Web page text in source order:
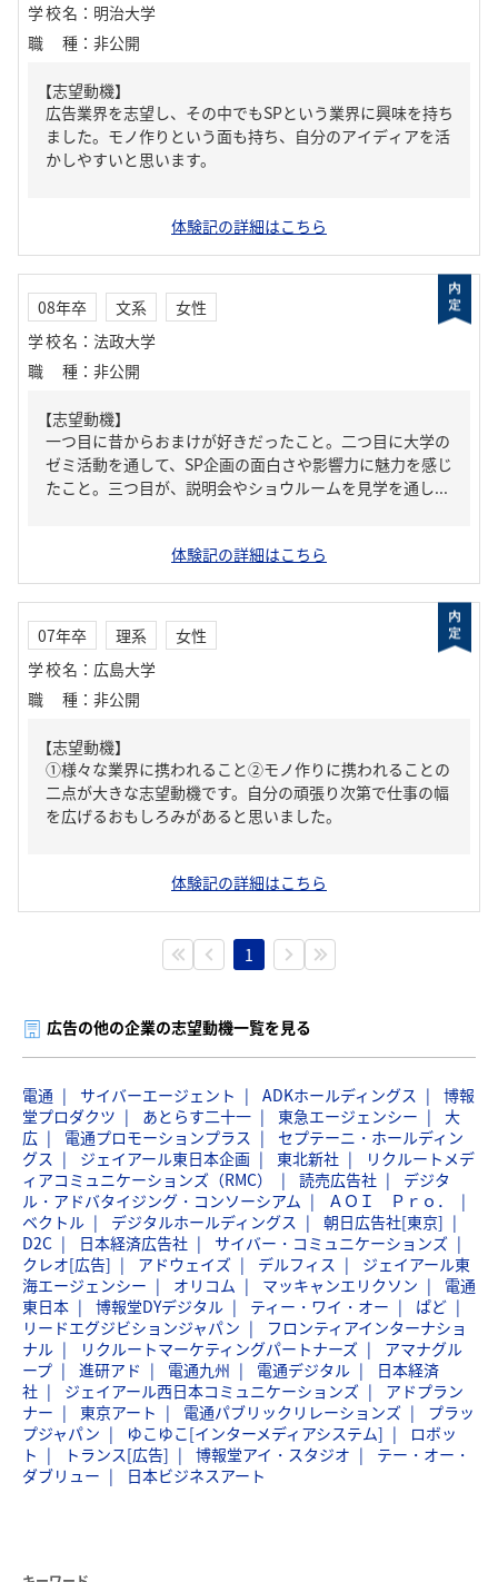
学校名 ： 明治大学
職種 ： 非公開
【志望動機】
広告業界を志望し、その中でもSPという業界に興味を持ち
ました。モノ作りという面も持ち、自分のアイディアを活
かしやすいと思います。
体験記の詳細はこちら
08年卒 文系
女性
学校名 ： 法政大学
職種 ： 非公開
【志望動機】
一つ目に昔からおまけが好きだったこと。二つ目に大学の
ゼミ活動を通して、SP企画の面白さや影響力に魅力を感じ
たこと。三つ目が、説明会やショウルームを見学を通し...
体験記の詳細はこちら
07年卒 理系
女性
学校名 ： 広島大学
職種 ： 非公開
【志望動機】
①様々な業界に携われること②モノ作りに携われることの
二点が大きな志望動機です。自分の頑張り次第で仕事の幅
を広げるおもしろみがあると思いました。
体験記の詳細はこちら
1
広告の他の企業の志望動機一覧を見る
電通 サイバーエージェント ADKホールディングス
博報
堂プロダクツ
あとらす二十一 東急エージェンシー
大
広
電通プロモーションプラス
セプテーニ・ホールディン
グス
ジェイアール東日本企画 東北新社
リクルートメデ
ィアコミュニケーションズ（RMC）
読売広告社
デジタ
ル・アドバタイジング・コンソーシアム
ＡＯＩ Ｐｒｏ．
ベクトル
デジタルホールディングス
朝日広告社[東京]
D2C
日本経済広告社
サイバー・コミュニケーションズ
クレオ[広告]
アドウェイズ デルフィス
ジェイアール東
海エージェンシー
オリコム マッキャンエリクソン
電通
東日本
博報堂DYデジタル ティー・ワイ・オー
ぱど
リードエグジビションジャパン
フロンティアインターナショ
ナル
リクルートマーケティングパートナーズ
アマナグル
ープ
進研アド 電通九州 電通デジタル
日本経済
社
ジェイアール西日本コミュニケーションズ
アドプラン
ナー
東京アート 電通パブリックリレーションズ
プラッ
プジャパン
ゆこゆこ[インターメディアシステム]
ロボッ
ト
トランス[広告] 博報堂アイ・スタジオ
テー・オー・
ダブリュー
日本ビジネスアート